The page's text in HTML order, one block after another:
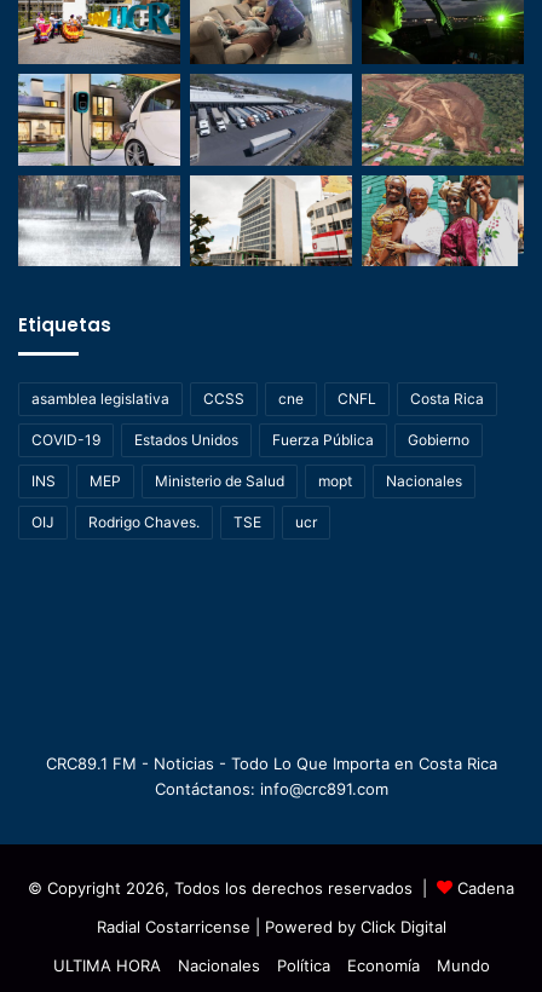
Etiquetas
asamblea legislativa CCSS cne CNFL Costa Rica
COVID-19 Estados Unidos Fuerza Pública Gobierno
INS MEP Ministerio de Salud mopt Nacionales
OIJ Rodrigo Chaves. TSE ucr
CRC89.1 FM - Noticias - Todo Lo Que Importa en Costa Rica
Contáctanos: info@crc891.com
© Copyright 2026, Todos los derechos reservados |
Cadena
Radial Costarricense | Powered by Click Digital
ULTIMA HORA
Nacionales Política Economía Mundo